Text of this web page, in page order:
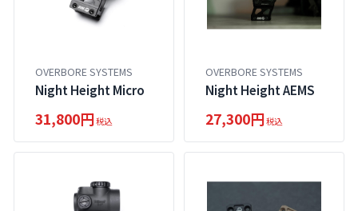
OVERBORE SYSTEMS
Night Height Micro
31,800円税込
OVERBORE SYSTEMS
Night Height AEMS
27,300円税込